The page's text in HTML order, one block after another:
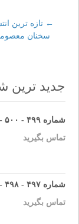
Post
← تازه ترين
سخنان
جدید ترین
شماره ۴۹۹ - ۵۰۰ - بهمن و اسفند ماه ۱۴۰۴
تماس بگیرید
شماره ۴۹۷ - ۴۹۸ - شهریور و مهرماه ۱۴۰۴
تماس بگیرید